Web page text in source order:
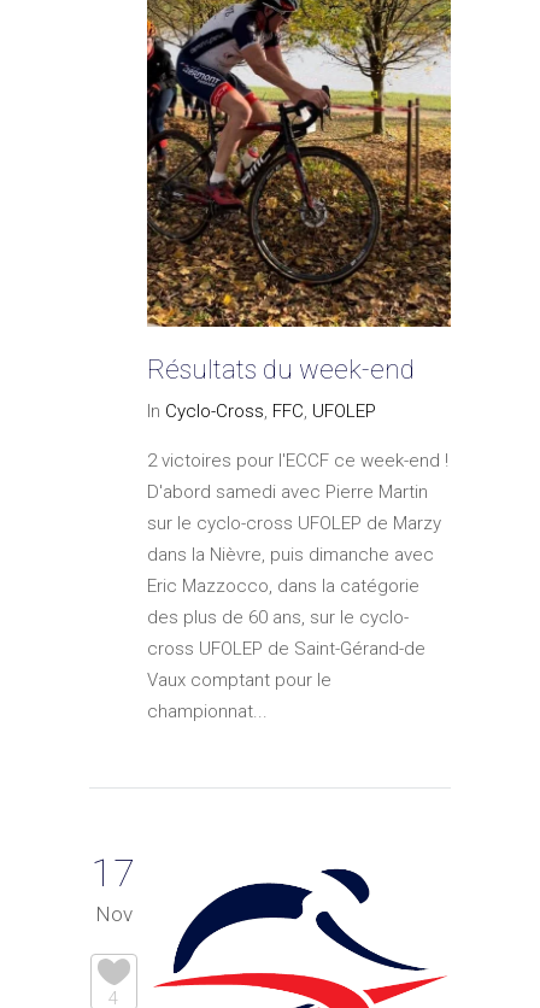
Résultats du week-end
In Cyclo-Cross, FFC, UFOLEP
2 victoires pour l'ECCF ce week-end !
D'abord samedi avec Pierre Martin
sur le cyclo-cross UFOLEP de Marzy
dans la Nièvre, puis dimanche avec
Eric Mazzocco, dans la catégorie
des plus de 60 ans, sur le cyclo-
cross UFOLEP de Saint-Gérand-de
Vaux comptant pour le
championnat...
17
Nov
4